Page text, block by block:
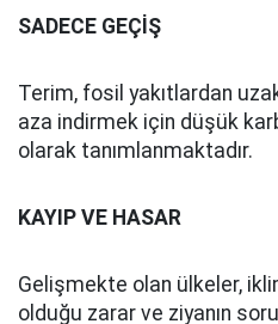
SADECE GEÇİŞ
Terim, fosil yakıtlardan
aza indirmek için düşük
olarak tanımlanmaktadır.
KAYIP VE HASAR
Gelişmekte olan ülkeler,
olduğu zarar ve ziyanın